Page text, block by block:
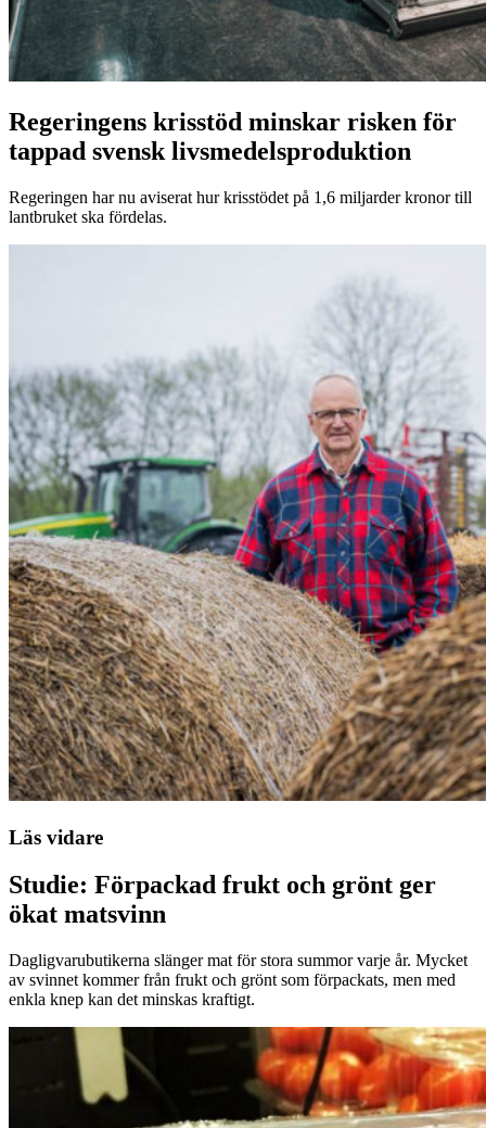
Regeringens krisstöd minskar risken för
tappad svensk livsmedelsproduktion
Regeringen har nu aviserat hur krisstödet på 1,6 miljarder kronor till
lantbruket ska fördelas.
Läs vidare
Studie: Förpackad frukt och grönt ger
ökat matsvinn
Dagligvarubutikerna slänger mat för stora summor varje år. Mycket
av svinnet kommer från frukt och grönt som förpackats, men med
enkla knep kan det minskas kraftigt.